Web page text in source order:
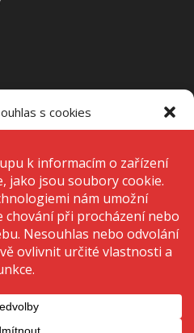
s cookies
Děláme to, abychom zlepšili
reklamy. Souhlas s
zpracovávat údaje, jako je chování
tomto webu. Nesouhlas nebo
ovlivnit určité vlastnosti a funkce.
15:00